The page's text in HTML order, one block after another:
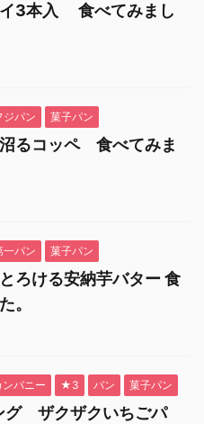
イ3本入 食べてみまし
ジパン 菓子パン
るコッペ 食べてみま
一パン 菓子パン
ろける安納芋バター 食
。
パニー ★3 パン 菓子パン
グ ザクザクいちごパ